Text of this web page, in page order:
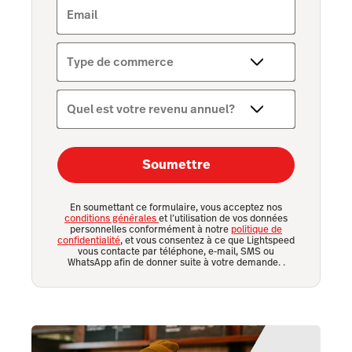
Email
Type de commerce
Quel est votre revenu annuel?
Soumettre
En soumettant ce formulaire, vous acceptez nos
conditions généraleset l’utilisation de vos données
personnelles conformément à notre politique de
confidentialité, et vous consentez à ce que Lightspeed
vous contacte par téléphone, e-mail, SMS ou
WhatsApp afin de donner suite à votre demande. .